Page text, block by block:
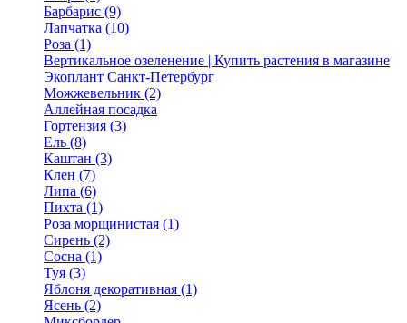
Барбарис (9)
Лапчатка (10)
Роза (1)
Вертикальное озеленение | Купить растения в магазине
Экоплант Санкт-Петербург
Можжевельник (2)
Аллейная посадка
Гортензия (3)
Ель (8)
Каштан (3)
Клен (7)
Липа (6)
Пихта (1)
Роза морщинистая (1)
Сирень (2)
Сосна (1)
Туя (3)
Яблоня декоративная (1)
Ясень (2)